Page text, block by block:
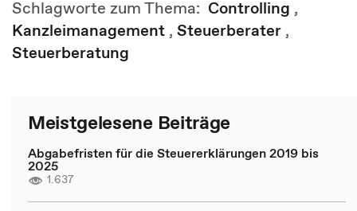
Schlagworte zum Thema: Controlling ,
Kanzleimanagement , Steuerberater ,
Steuerberatung
Meistgelesene Beiträge
Abgabefristen für die Steuererklärungen 2019 bis
2025
1.637